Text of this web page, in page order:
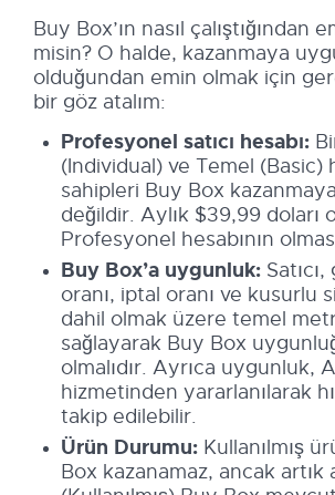
Buy Box’ın nasıl çalıştığından
misin? O halde, kazanmaya
olduğundan emin olmak için
bir göz atalım:
Profesyonel satıcı hesabı:
(Individual) ve Temel (Basic)
sahipleri Buy Box
değildir. Aylık $39,99 doları
Profesyonel hesabının
Buy Box’a uygunluk:
oranı, iptal oranı ve kusurlu
dahil olmak üzere temel
sağlayarak Buy Box
olmalıdır. Ayrıca uygunluk,
hizmetinden yararlanılarak
takip edilebilir.
Ürün Durumu: Kullanılmış
Box kazanamaz, ancak artık